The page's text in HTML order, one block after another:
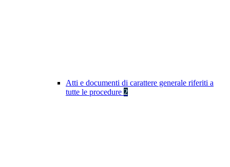
Atti e documenti di carattere generale riferiti a
tutte le procedure 2